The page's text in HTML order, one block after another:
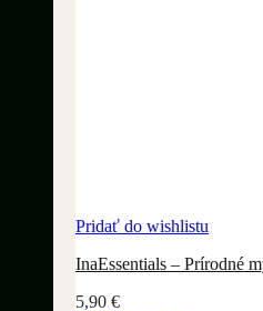
Pridať do wishlistu
InaEssentials – Prírodné
5,90 €